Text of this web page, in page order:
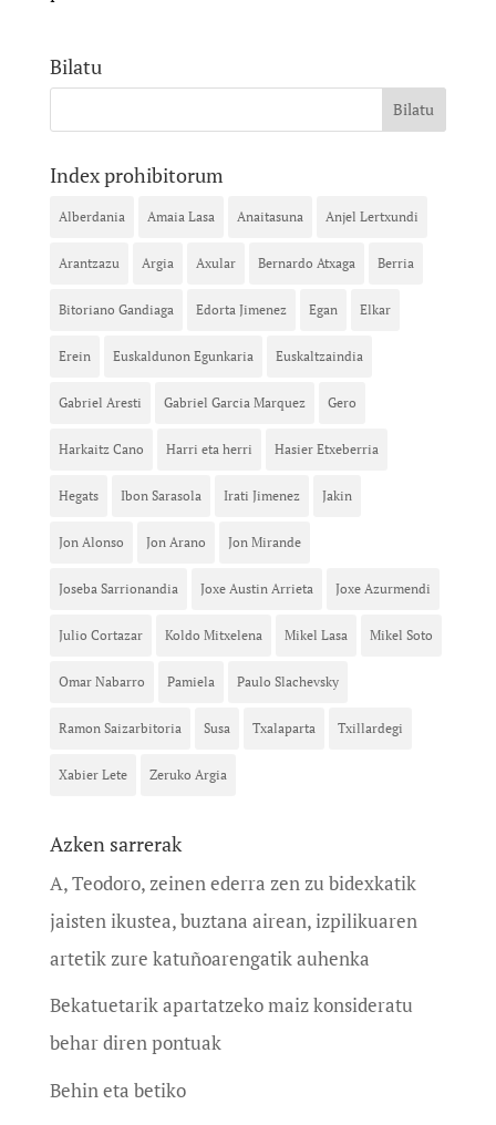
Bilatu
Index prohibitorum
Alberdania Amaia Lasa Anaitasuna Anjel Lertxundi
Arantzazu Argia Axular Bernardo Atxaga Berria
Bitoriano Gandiaga Edorta Jimenez Egan Elkar
Erein Euskaldunon Egunkaria Euskaltzaindia
Gabriel Aresti Gabriel Garcia Marquez Gero
Harkaitz Cano Harri eta herri Hasier Etxeberria
Hegats Ibon Sarasola Irati Jimenez Jakin
Jon Alonso Jon Arano Jon Mirande
Joseba Sarrionandia Joxe Austin Arrieta Joxe Azurmendi
Julio Cortazar Koldo Mitxelena Mikel Lasa Mikel Soto
Omar Nabarro Pamiela Paulo Slachevsky
Ramon Saizarbitoria Susa Txalaparta Txillardegi
Xabier Lete Zeruko Argia
Azken sarrerak
A, Teodoro, zeinen ederra zen zu bidexkatik
jaisten ikustea, buztana airean, izpilikuaren
artetik zure katuñoarengatik auhenka
Bekatuetarik apartatzeko maiz konsideratu
behar diren pontuak
Behin eta betiko